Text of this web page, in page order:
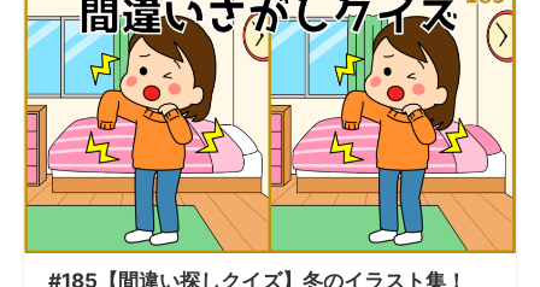
#185【間違い探しクイズ】冬のイラスト集！